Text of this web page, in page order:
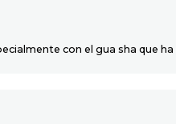
con el gua sha que